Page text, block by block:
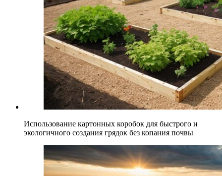
Использование картонных коробок для быстрого и
экологичного создания грядок без копания почвы